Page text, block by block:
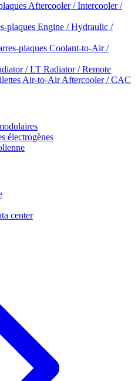
Aftercooler / Intercooler /
plaques Engine / Hydraulic /
plaques Coolant-to-Air /
/ LT Radiator / Remote
Air-to-Air Aftercooler / CAC
électrogènes
center